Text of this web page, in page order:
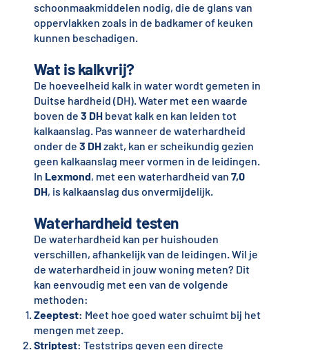
schoonmaakmiddelen nodig, die de glans van
oppervlakken zoals in de badkamer of keuken
kunnen beschadigen.
Wat is kalkvrij?
De hoeveelheid kalk in water wordt gemeten in
Duitse hardheid (DH). Water met een waarde
boven de 3 DHbevat kalk en kan leiden tot
kalkaanslag. Pas wanneer de waterhardheid
onder de 3 DHzakt, kan er scheikundig gezien
geen kalkaanslag meer vormen in de leidingen.
In Lexmond, met een waterhardheid van 7,0
DH, is kalkaanslag dus onvermijdelijk.
Waterhardheid testen
De waterhardheid kan per huishouden
verschillen, afhankelijk van de leidingen. Wil je
de waterhardheid in jouw woning meten? Dit
kan eenvoudig met een van de volgende
methoden:
Zeeptest: Meet hoe goed water schuimt bij het
mengen met zeep.
Striptest: Teststrips geven een directe